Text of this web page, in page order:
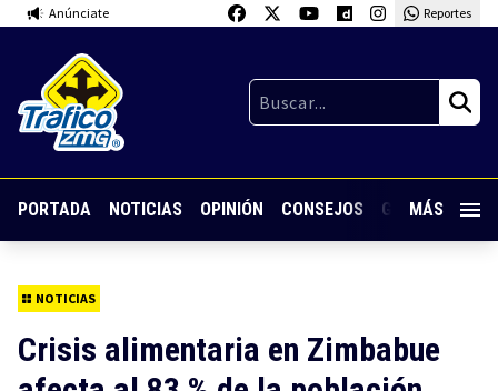
Anúnciate Reportes
PORTADA NOTICIAS OPINIÓN CONSEJOS GUARDIA
MÁS
NOTICIAS
Crisis alimentaria en Zimbabue